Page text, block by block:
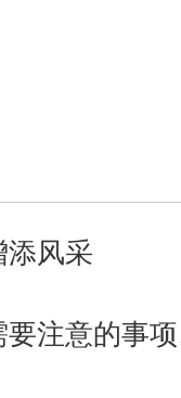
添风采
要注意的事